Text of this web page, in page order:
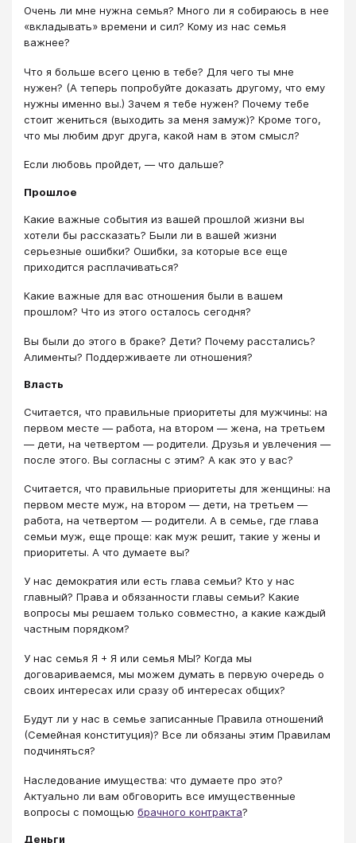
Очень ли мне нужна семья? Много ли я собираюсь в нее
«вкладывать» времени и сил? Кому из нас семья
важнее?
Что я больше всего ценю в тебе? Для чего ты мне
нужен? (А теперь попробуйте доказать другому, что ему
нужны именно вы.) Зачем я тебе нужен? Почему тебе
стоит жениться (выходить за меня замуж)? Кроме того,
что мы любим друг друга, какой нам в этом смысл?
Если любовь пройдет, — что дальше?
Прошлое
Какие важные события из вашей прошлой жизни вы
хотели бы рассказать? Были ли в вашей жизни
серьезные ошибки? Ошибки, за которые все еще
приходится расплачиваться?
Какие важные для вас отношения были в вашем
прошлом? Что из этого осталось сегодня?
Вы были до этого в браке? Дети? Почему расстались?
Алименты? Поддерживаете ли отношения?
Власть
Считается, что правильные приоритеты для мужчины: на
первом месте — работа, на втором — жена, на третьем
— дети, на четвертом — родители. Друзья и увлечения —
после этого. Вы согласны с этим? А как это у вас?
Считается, что правильные приоритеты для женщины: на
первом месте муж, на втором — дети, на третьем —
работа, на четвертом — родители. А в семье, где глава
семьи муж, еще проще: как муж решит, такие у жены и
приоритеты. А что думаете вы?
У нас демократия или есть глава семьи? Кто у нас
главный? Права и обязанности главы семьи? Какие
вопросы мы решаем только совместно, а какие каждый
частным порядком?
У нас семья Я + Я или семья МЫ? Когда мы
договариваемся, мы можем думать в первую очередь о
своих интересах или сразу об интересах общих?
Будут ли у нас в семье записанные Правила отношений
(Семейная конституция)? Все ли обязаны этим Правилам
подчиняться?
Наследование имущества: что думаете про это?
Актуально ли вам обговорить все имущественные
вопросы с помощью брачного контракта?
Деньги